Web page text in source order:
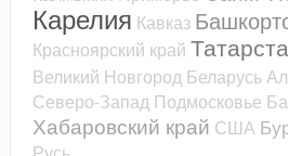
Карелия Кавказ
Красноярский край
Великий Новгород Беларусь
Северо-Запад Подмосковье
Хабаровский край США